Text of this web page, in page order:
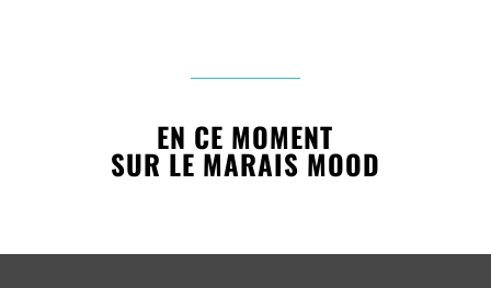
EN CE MOMENT
SUR LE MARAIS MOOD